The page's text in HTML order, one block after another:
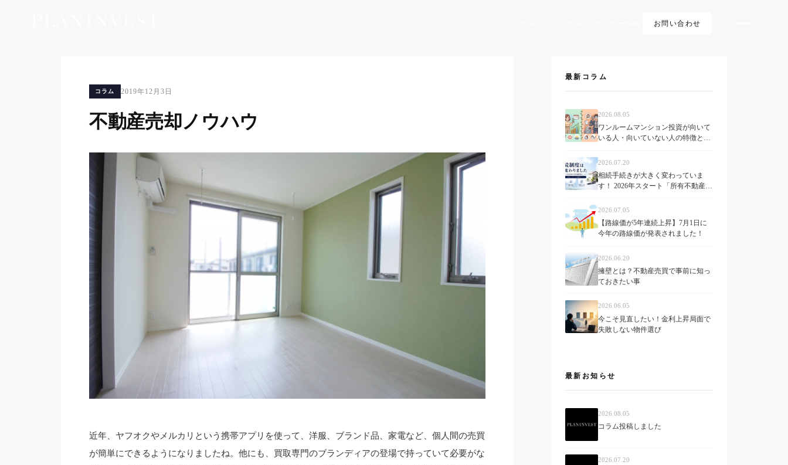
お問い合わせ
コラム 2019年12月3日
不動産売却ノウハウ
近年、ヤフオクやメルカリという携帯アプリを使って、洋服、ブランド品、家電など、個人間の売買
が簡単にできるようになりましたね。他にも、買取専門のブランディアの登場で持っていて必要がな
最新コラム
2026.08.05
ワンルームマンション投資が向いて
いる人・向いていない人の特徴と
2026.07.20
相続手続きが大きく変わっていま
す！ 2026年スタート「所有不動産記
が知っておきたい最新制度を解説
2026.07.05
【路線価が5年連続上昇】7月1日に
今年の路線価が発表されました！
2026.06.20
擁壁とは？不動産売買で事前に知っ
ておきたい事
2026.06.05
今こそ見直したい！金利上昇局面で
失敗しない物件選び
最新お知らせ
2026.08.05
コラム投稿しました
2026.07.20